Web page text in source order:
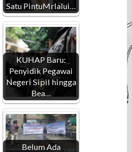
Satu PintuMrlalui…
KUHAP Baru:
Penyidik Pegawai
Negeri Sipil hingga
Bea…
Belum Ada